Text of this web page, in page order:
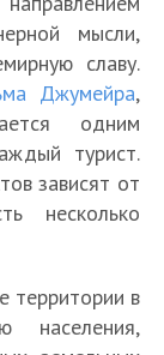
мысли,
славу.
Джумейра,
одним
турист.
зависят от
несколько
территории в
населения,